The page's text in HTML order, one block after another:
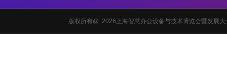
版权所有@ 2026上海智慧办公设备与技术博览会暨发展